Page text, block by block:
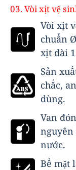
03. Vòi xịt vệ
Vòi xịt
chuẩn
xịt dài
Sản
chắc,
dùng.
Van
nguyên
nước.
Bề mặt